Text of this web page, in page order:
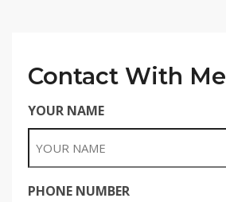
Contact With Me
YOUR NAME
PHONE NUMBER